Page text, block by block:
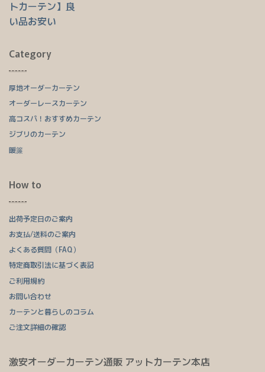
Category
厚地オーダーカーテン
オーダーレースカーテン
高コスパ！おすすめカーテン
ジブリのカーテン
暖簾
How to
出荷予定日のご案内
お支払/送料のご案内
よくある質問（FAQ）
特定商取引法に基づく表記
ご利用規約
お問い合わせ
カーテンと暮らしのコラム
ご注文詳細の確認
激安オーダーカーテン通販 アットカーテン本店